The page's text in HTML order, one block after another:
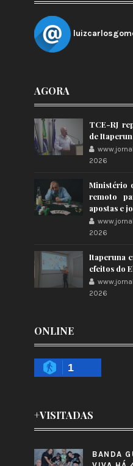
AGORA
TCE-RJ
de
2026
Ministério
remoto
apostas e
2026
Itaperuna
efeitos do
2026
ONLINE
1
+VISITADAS
BANDA